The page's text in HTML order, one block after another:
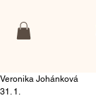
Veronika Johánková
31. 1.